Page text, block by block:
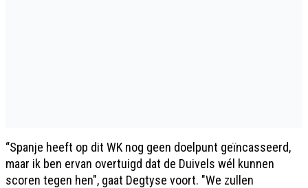
“Spanje heeft op dit WK nog geen doelpunt geïncasseerd,
maar ik ben ervan overtuigd dat de Duivels wél kunnen
scoren tegen hen", gaat Degtyse voort. "We zullen